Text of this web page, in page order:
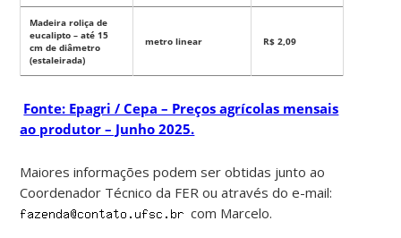
Madeira roliça de
eucalipto – até 15
cm de diâmetro
(estaleirada)
metro linear R$ 2,09
Fonte: Epagri / Cepa – Preços agrícolas mensais
ao produtor – Junho 2025.
Maiores informações podem ser obtidas junto ao
Coordenador Técnico da FER ou através do e-mail:
com Marcelo.